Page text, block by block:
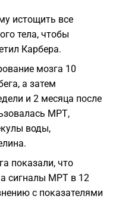
истощить все
тела, чтобы
Карбера.
мозга 10
а затем
и 2 месяца после
МРТ,
воды,
показали, что
сигналы МРТ в 12
с показателями